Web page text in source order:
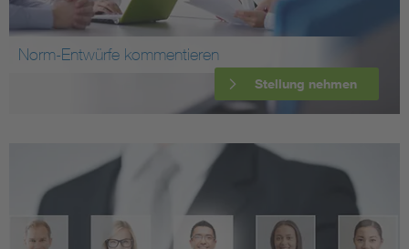
Norm-Entwürfe kommentieren
Stellung nehmen